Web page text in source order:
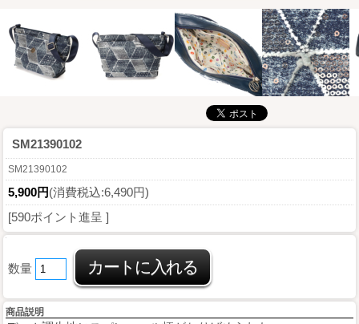
SM21390102
SM21390102
5,900円(消費税込:6,490円)
[590ポイント進呈 ]
数量
商品説明